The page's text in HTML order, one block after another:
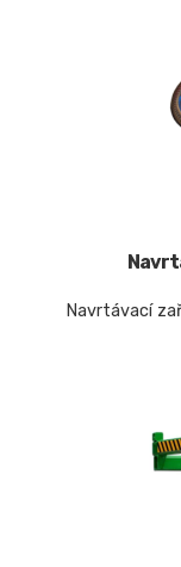
Navrtávací